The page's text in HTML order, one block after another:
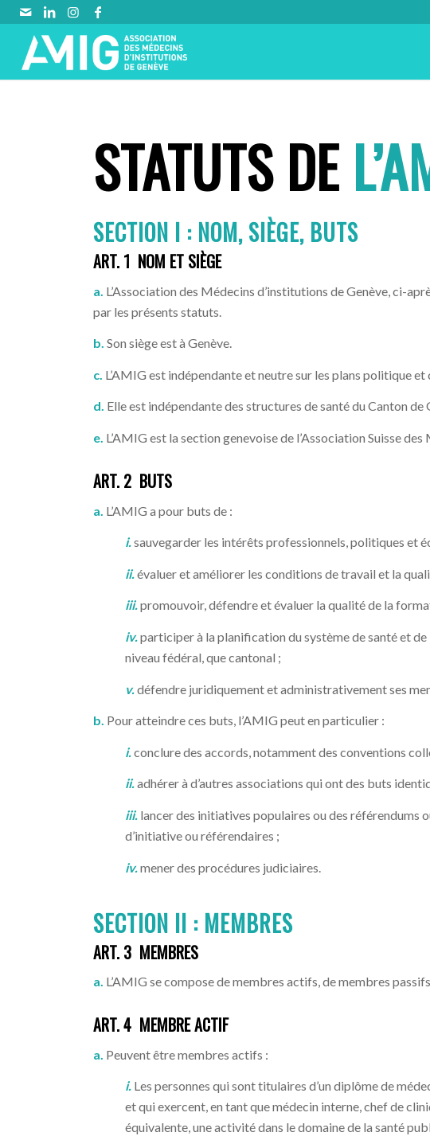
STATUTS DE
SECTION I : NOM, SIÈGE, BUTS
ART. 1 NOM ET SIÈGE
a. L’Association des Médecins d’institutions de Genève, ci-
par les présents statuts.
b. Son siège est à Genève.
c. L’AMIG est indépendante et neutre sur les plans politique et
d. Elle est indépendante des structures de santé du Canton de
e. L’AMIG est la section genevoise de l’Association Suisse
ART. 2 BUTS
a. L’AMIG a pour buts de :
i.sauvegarder les intérêts professionnels, politiques et
ii. évaluer et améliorer les conditions de travail et la
iii.promouvoir, défendre et évaluer la qualité de la
iv.participer à la planification du système de santé et
niveau fédéral, que cantonal ;
v. défendre juridiquement et administrativement ses
b. Pour atteindre ces buts, l’AMIG peut en particulier :
i. conclure des accords, notamment des conventions
ii.adhérer à d’autres associations qui ont des buts
iii. lancer des initiatives populaires ou des référendums
d’initiative ou référendaires ;
iv. mener des procédures judiciaires.
SECTION II : MEMBRES
ART. 3 MEMBRES
a. L’AMIG se compose de membres actifs, de membres
ART. 4 MEMBRE ACTIF
a. Peuvent être membres actifs :
i. Les personnes qui sont titulaires d’un diplôme de
et qui exercent, en tant que médecin interne, chef de
équivalente, une activité dans le domaine de la santé